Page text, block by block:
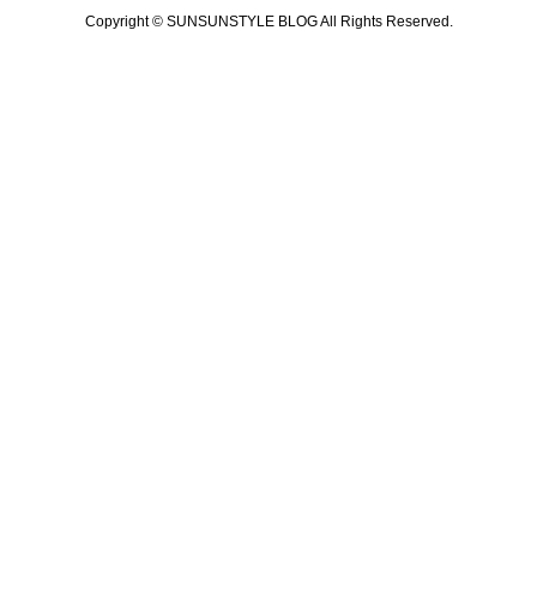
Copyright © SUNSUNSTYLE BLOG All Rights Reserved.